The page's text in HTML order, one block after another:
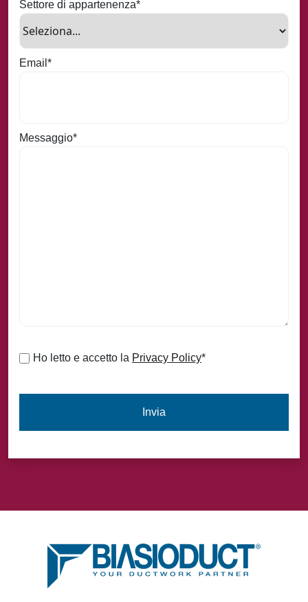
Settore di appartenenza*
Email *
Messaggio*
Ho letto e accetto la Privacy Policy*